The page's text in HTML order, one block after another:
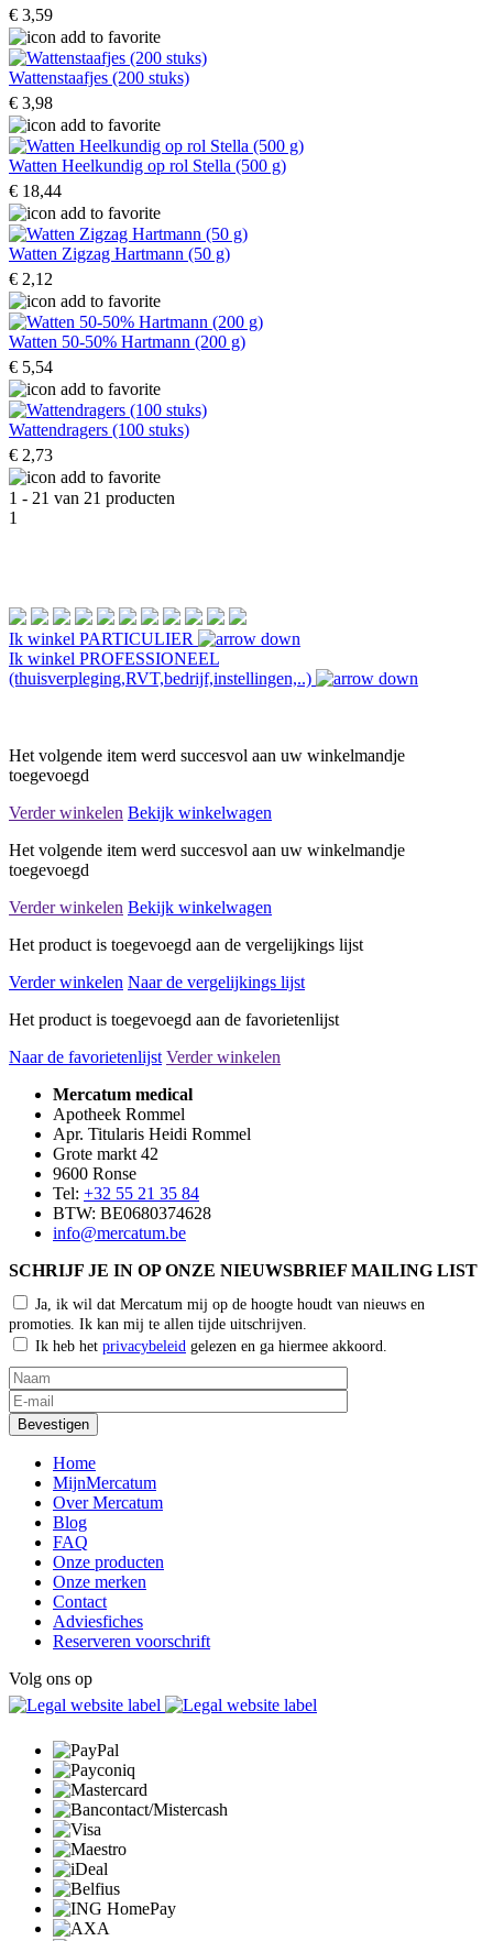
€ 3,59
Wattenstaafjes (200 stuks)
€ 3,98
Watten Heelkundig op rol Stella (500 g)
€ 18,44
Watten Zigzag Hartmann (50 g)
€ 2,12
Watten 50-50% Hartmann (200 g)
€ 5,54
Wattendragers (100 stuks)
€ 2,73
1 - 21 van 21 producten
1
Ik winkel PARTICULIER
Ik winkel PROFESSIONEEL
(thuisverpleging,RVT,bedrijf,instellingen,..)
Het volgende item werd succesvol aan uw winkelmandje
toegevoegd
Verder winkelen Bekijk winkelwagen
Het volgende item werd succesvol aan uw winkelmandje
toegevoegd
Verder winkelen Bekijk winkelwagen
Het product is toegevoegd aan de vergelijkings lijst
Verder winkelen Naar de vergelijkings lijst
Het product is toegevoegd aan de favorietenlijst
Naar de favorietenlijst Verder winkelen
Mercatum medical
Apotheek Rommel
Apr. Titularis Heidi Rommel
Grote markt 42
9600 Ronse
Tel: +32 55 21 35 84
BTW: BE0680374628
info@mercatum.be
SCHRIJF JE IN OP ONZE NIEUWSBRIEF MAILING LIST
Ja, ik wil dat Mercatum mij op de hoogte houdt van nieuws en
promoties. Ik kan mij te allen tijde uitschrijven.
Ik heb het privacybeleid gelezen en ga hiermee akkoord.
Home
MijnMercatum
Over Mercatum
Blog
FAQ
Onze producten
Onze merken
Contact
Adviesfiches
Reserveren voorschrift
Volg ons op